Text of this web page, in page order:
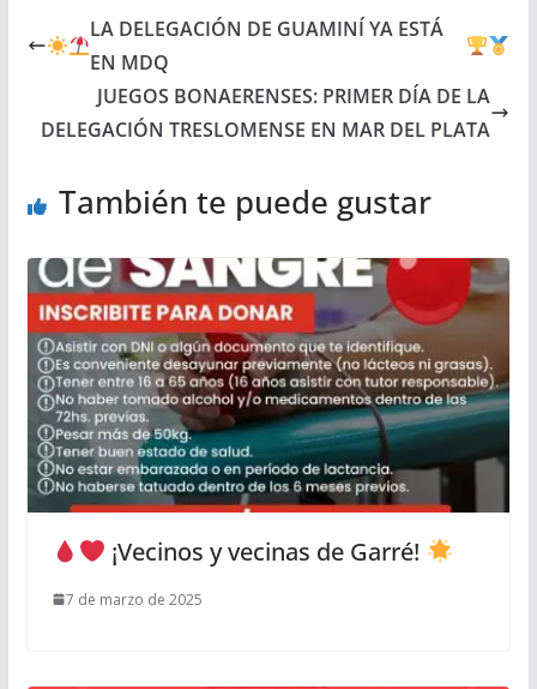
LA DELEGACIÓN DE GUAMINÍ YA ESTÁ
EN MDQ
JUEGOS BONAERENSES: PRIMER DÍA DE LA
DELEGACIÓN TRESLOMENSE EN MAR DEL PLATA
También te puede gustar
¡Vecinos y vecinas de Garré!
7 de marzo de 2025